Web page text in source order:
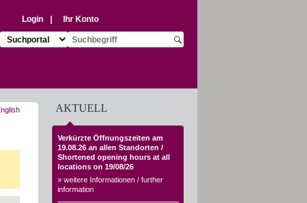
Login
Ihr Konto
Suchziel auswählen:Suchbegriff eingeben:
Suche starten
AKTUELL
Verkürzte Öffnungszeiten am
19.08.26 an allen Standorten /
Shortened opening hours at all
locations on 19/08/26
» weitere Informationen / further
information